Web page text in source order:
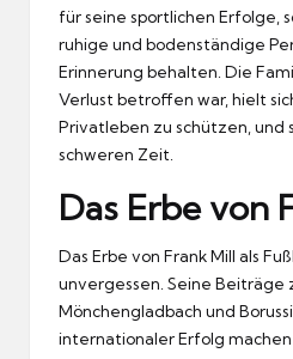
für seine sportlichen Erfolge,
ruhige und bodenständige
Erinnerung behalten. Die
Verlust betroffen war, hielt
Privatleben zu schützen, und
schweren Zeit.
Das Erbe von
Das Erbe von Frank Mill als
unvergessen. Seine Beiträge
Mönchengladbach und
internationaler Erfolg